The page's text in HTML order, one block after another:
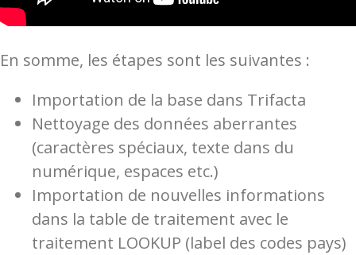
En somme, les étapes sont les suivantes :
Importation de la base dans Trifacta
Nettoyage des données aberrantes
(caractères spéciaux, texte dans du
numérique, espaces etc.)
Importation de nouvelles informations
dans la table de traitement avec le
traitement LOOKUP (label des codes pays)